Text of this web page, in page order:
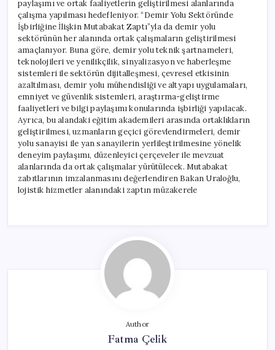
paylaşımı ve ortak faaliyetlerin geliştirilmesi alanlarında
çalışma yapılması hedefleniyor. “Demir Yolu Sektöründe
İşbirliğine İlişkin Mutabakat Zaptı”yla da demir yolu
sektörünün her alanında ortak çalışmaların geliştirilmesi
amaçlanıyor. Buna göre, demir yolu teknik şartnameleri,
teknolojileri ve yenilikçilik, sinyalizasyon ve haberleşme
sistemleri ile sektörün dijitalleşmesi, çevresel etkisinin
azaltılması, demir yolu mühendisliği ve altyapı uygulamaları,
emniyet ve güvenlik sistemleri, araştırma-geliştirme
faaliyetleri ve bilgi paylaşımı konularında işbirliği yapılacak.
Ayrıca, bu alandaki eğitim akademileri arasında ortaklıkların
geliştirilmesi, uzmanların geçici görevlendirmeleri, demir
yolu sanayisi ile yan sanayilerin yerlileştirilmesine yönelik
deneyim paylaşımı, düzenleyici çerçeveler ile mevzuat
alanlarında da ortak çalışmalar yürütülecek. Mutabakat
zabıtlarının imzalanmasını değerlendiren Bakan Uraloğlu,
lojistik hizmetler alanındaki zaptın müzakerele
Author
Fatma Çelik